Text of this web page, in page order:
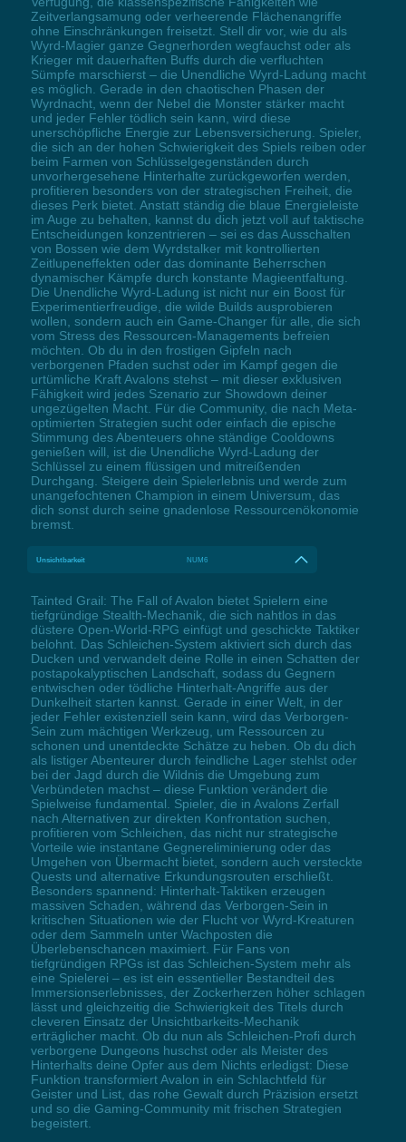
Zeitverlangsamung oder verheerende Flächenangriffe
ohne Einschränkungen freisetzt. Stell dir vor, wie du als
Wyrd-Magier ganze Gegnerhorden wegfauchst oder als
Krieger mit dauerhaften Buffs durch die verfluchten
Sümpfe marschierst – die Unendliche Wyrd-Ladung macht
es möglich. Gerade in den chaotischen Phasen der
Wyrdnacht, wenn der Nebel die Monster stärker macht
und jeder Fehler tödlich sein kann, wird diese
unerschöpfliche Energie zur Lebensversicherung. Spieler,
die sich an der hohen Schwierigkeit des Spiels reiben oder
beim Farmen von Schlüsselgegenständen durch
unvorhergesehene Hinterhalte zurückgeworfen werden,
profitieren besonders von der strategischen Freiheit, die
dieses Perk bietet. Anstatt ständig die blaue Energieleiste
im Auge zu behalten, kannst du dich jetzt voll auf taktische
Entscheidungen konzentrieren – sei es das Ausschalten
von Bossen wie dem Wyrdstalker mit kontrollierten
Zeitlupeneffekten oder das dominante Beherrschen
dynamischer Kämpfe durch konstante Magieentfaltung.
Die Unendliche Wyrd-Ladung ist nicht nur ein Boost für
Experimentierfreudige, die wilde Builds ausprobieren
wollen, sondern auch ein Game-Changer für alle, die sich
vom Stress des Ressourcen-Managements befreien
möchten. Ob du in den frostigen Gipfeln nach
verborgenen Pfaden suchst oder im Kampf gegen die
urtümliche Kraft Avalons stehst – mit dieser exklusiven
Fähigkeit wird jedes Szenario zur Showdown deiner
ungezügelten Macht. Für die Community, die nach Meta-
optimierten Strategien sucht oder einfach die epische
Stimmung des Abenteuers ohne ständige Cooldowns
genießen will, ist die Unendliche Wyrd-Ladung der
Schlüssel zu einem flüssigen und mitreißenden
Durchgang. Steigere dein Spielerlebnis und werde zum
unangefochtenen Champion in einem Universum, das
dich sonst durch seine gnadenlose Ressourcenökonomie
bremst.
Unsichtbarkeit NUM6
Tainted Grail: The Fall of Avalon bietet Spielern eine
tiefgründige Stealth-Mechanik, die sich nahtlos in das
düstere Open-World-RPG einfügt und geschickte Taktiker
belohnt. Das Schleichen-System aktiviert sich durch das
Ducken und verwandelt deine Rolle in einen Schatten der
postapokalyptischen Landschaft, sodass du Gegnern
entwischen oder tödliche Hinterhalt-Angriffe aus der
Dunkelheit starten kannst. Gerade in einer Welt, in der
jeder Fehler existenziell sein kann, wird das Verborgen-
Sein zum mächtigen Werkzeug, um Ressourcen zu
schonen und unentdeckte Schätze zu heben. Ob du dich
als listiger Abenteurer durch feindliche Lager stehlst oder
bei der Jagd durch die Wildnis die Umgebung zum
Verbündeten machst – diese Funktion verändert die
Spielweise fundamental. Spieler, die in Avalons Zerfall
nach Alternativen zur direkten Konfrontation suchen,
profitieren vom Schleichen, das nicht nur strategische
Vorteile wie instantane Gegnereliminierung oder das
Umgehen von Übermacht bietet, sondern auch versteckte
Quests und alternative Erkundungsrouten erschließt.
Besonders spannend: Hinterhalt-Taktiken erzeugen
massiven Schaden, während das Verborgen-Sein in
kritischen Situationen wie der Flucht vor Wyrd-Kreaturen
oder dem Sammeln unter Wachposten die
Überlebenschancen maximiert. Für Fans von
tiefgründigen RPGs ist das Schleichen-System mehr als
eine Spielerei – es ist ein essentieller Bestandteil des
Immersionserlebnisses, der Zockerherzen höher schlagen
lässt und gleichzeitig die Schwierigkeit des Titels durch
cleveren Einsatz der Unsichtbarkeits-Mechanik
erträglicher macht. Ob du nun als Schleichen-Profi durch
verborgene Dungeons huschst oder als Meister des
Hinterhalts deine Opfer aus dem Nichts erledigst: Diese
Funktion transformiert Avalon in ein Schlachtfeld für
Geister und List, das rohe Gewalt durch Präzision ersetzt
und so die Gaming-Community mit frischen Strategien
begeistert.